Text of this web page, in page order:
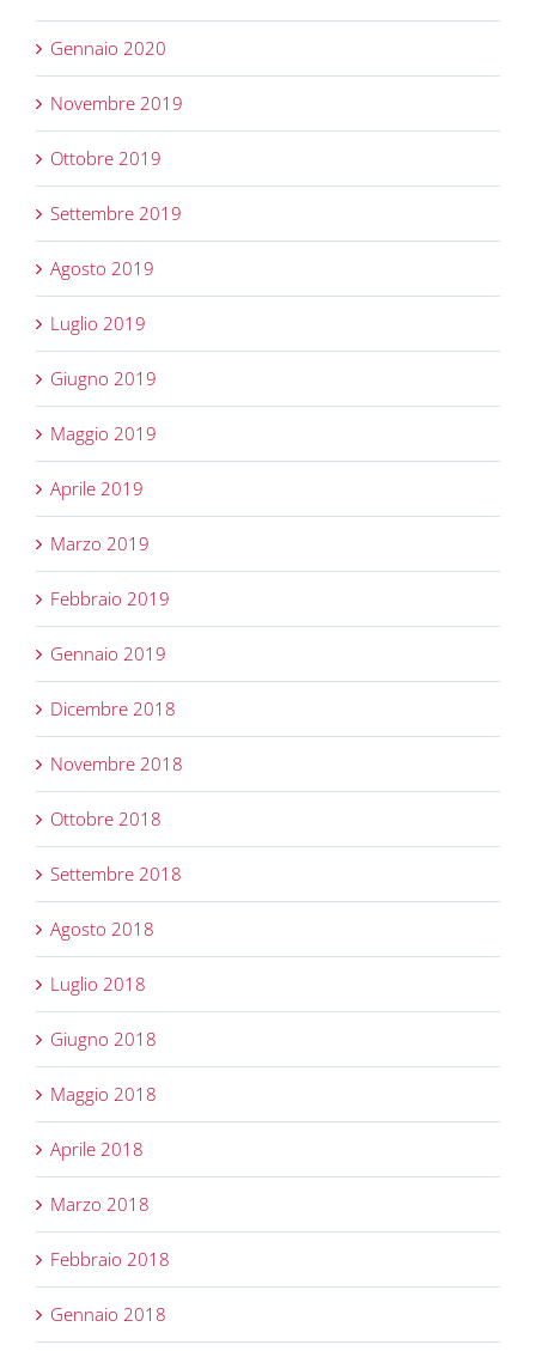
Gennaio 2020
Novembre 2019
Ottobre 2019
Settembre 2019
Agosto 2019
Luglio 2019
Giugno 2019
Maggio 2019
Aprile 2019
Marzo 2019
Febbraio 2019
Gennaio 2019
Dicembre 2018
Novembre 2018
Ottobre 2018
Settembre 2018
Agosto 2018
Luglio 2018
Giugno 2018
Maggio 2018
Aprile 2018
Marzo 2018
Febbraio 2018
Gennaio 2018